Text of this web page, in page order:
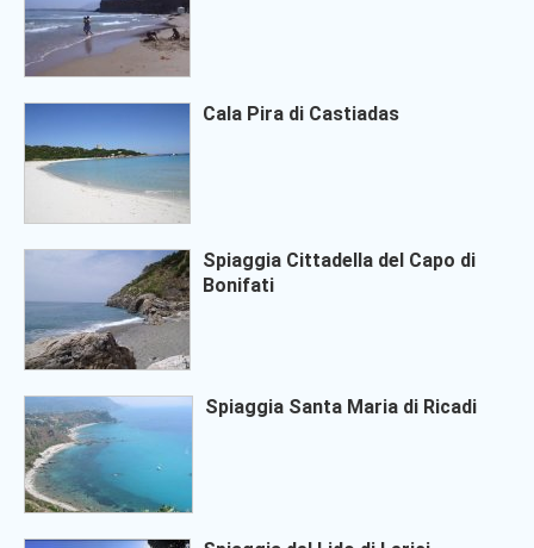
Cala Pira di Castiadas
Spiaggia Cittadella del Capo di
Bonifati
Spiaggia Santa Maria di Ricadi